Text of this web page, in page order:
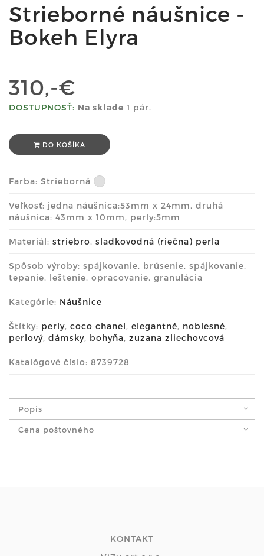
Strieborné náušnice -
Bokeh Elyra
310,-€
DOSTUPNOSŤ: Na sklade 1 pár.
DO KOŠÍKA
Farba: Strieborná
Veľkosť: jedna náušnica:53mm x 24mm, druhá
náušnica: 43mm x 10mm, perly:5mm
Materiál: striebro, sladkovodná (riečna) perla
Spôsob výroby: spájkovanie, brúsenie, spájkovanie,
tepanie, leštenie, opracovanie, granulácia
Kategórie: Náušnice
Štítky: perly, coco chanel, elegantné, noblesné,
perlový, dámsky, bohyňa, zuzana zliechovcová
Katalógové číslo: 8739728
Popis
Cena poštovného
KONTAKT